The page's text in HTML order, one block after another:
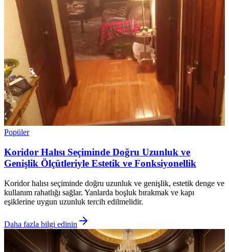
Popüler
Koridor Halısı Seçiminde Doğru Uzunluk ve
Genişlik Ölçütleriyle Estetik ve Fonksiyonellik
Koridor halısı seçiminde doğru uzunluk ve genişlik, estetik denge ve
kullanım rahatlığı sağlar. Yanlarda boşluk bırakmak ve kapı
eşiklerine uygun uzunluk tercih edilmelidir.
Daha fazla bilgi edinin